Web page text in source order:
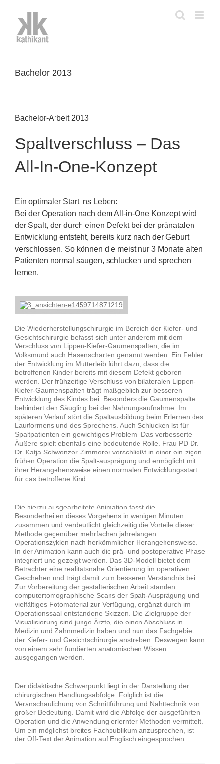
springen
Bachelor 2013
Bachelor-Arbeit 2013
Spaltverschluss – Das
All-In-One-Konzept
Ein optimaler Start ins Leben:
Bei der Operation nach dem All-in-One Konzept wird
der Spalt, der durch einen Defekt bei der pränatalen
Entwicklung entsteht, bereits kurz nach der Geburt
verschlossen. So können die meist nur 3 Monate alten
Patienten normal saugen, schlucken und sprechen
lernen.
Die Wiederherstellungschirurgie im Bereich der Kiefer- und
Gesichtschirurgie befasst sich unter anderem mit dem
Verschluss von Lippen-Kiefer-Gaumenspalten, die im
Volksmund auch Hasenscharten genannt werden. Ein Fehler
der Entwicklung im Mutterleib führt dazu, dass die
betroffenen Kinder bereits mit diesem Defekt geboren
werden. Der frühzeitige Verschluss von bilateralen Lippen-
Kiefer-Gaumenspalten trägt maßgeblich zur besseren
Entwicklung des Kindes bei. Besonders die Gaumenspalte
behindert den Säugling bei der Nahrungsaufnahme. Im
späteren Verlauf stört die Spaltausbildung beim Erlernen des
Lautformens und des Sprechens. Auch Schlucken ist für
Spaltpatienten ein gewichtiges Problem. Das verbesserte
Äußere spielt ebenfalls eine bedeutende Rolle. Frau PD Dr.
Dr. Katja Schwenzer-Zimmerer verschließt in einer ein-zigen
frühen Operation die Spalt-ausprägung und ermöglicht mit
ihrer Herangehensweise einen normalen Entwicklungsstart
für das betroffene Kind.
Die hierzu ausgearbeitete Animation fasst die
Besonderheiten dieses Vorgehens in wenigen Minuten
zusammen und verdeutlicht gleichzeitig die Vorteile dieser
Methode gegenüber mehrfachen jahrelangen
Operationszyklen nach herkömmlicher Herangehensweise.
In der Animation kann auch die prä- und postoperative Phase
integriert und gezeigt werden. Das 3D-Modell bietet dem
Betrachter eine realitätsnahe Orientierung im operativen
Geschehen und trägt damit zum besseren Verständnis bei.
Zur Vorbereitung der gestalterischen Arbeit standen
computertomographische Scans der Spalt-Ausprägung und
vielfältiges Fotomaterial zur Verfügung, ergänzt durch im
Operationssaal entstandene Skizzen. Die Zielgruppe der
Visualisierung sind junge Ärzte, die einen Abschluss in
Medizin und Zahnmedizin haben und nun das Fachgebiet
der Kiefer- und Gesichtschirurgie anstreben. Deswegen kann
von einem sehr fundierten anatomischen Wissen
ausgegangen werden.
Der didaktische Schwerpunkt liegt in der Darstellung der
chirurgischen Handlungsabfolge. Folglich ist die
Veranschaulichung von Schnittführung und Nahttechnik von
großer Bedeutung. Damit wird die Abfolge der ausgeführten
Operation und die Anwendung erlernter Methoden vermittelt.
Um ein möglichst breites Fachpublikum anzusprechen, ist
der Off-Text der Animation auf Englisch eingesprochen.